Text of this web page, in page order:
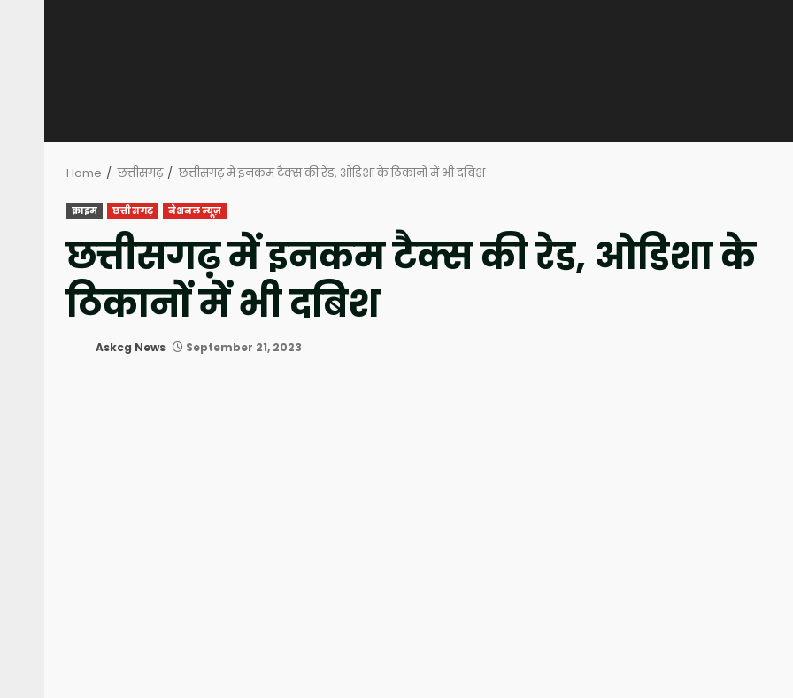
Home छत्तीसगढ़ छत्तीसगढ़ में इनकम टैक्स की रेड, ओडिशा के ठिकानों में भी दबिश
क्राइम छत्तीसगढ़ नेशनल न्यूज़
छत्तीसगढ़ में इनकम टैक्स की रेड, ओडिशा के
ठिकानों में भी दबिश
Askcg News September 21, 2023